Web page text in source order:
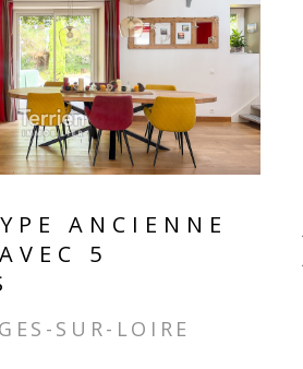
LE BIEN
ANCIENNE
5
SUR-LOIRE